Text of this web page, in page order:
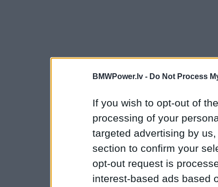
BMWPower.lv - Do Not Process
If you wish to opt-out of
processing of your
targeted advertising by
section to confirm your
opt-out request is
interest-based ads based